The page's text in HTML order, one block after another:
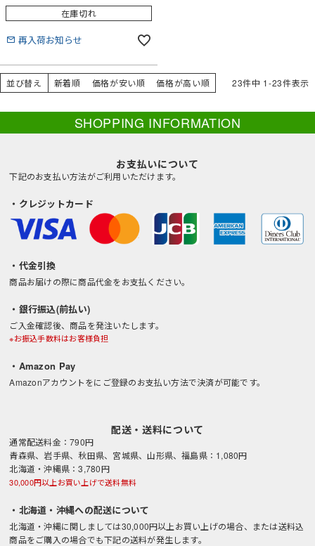
在庫切れ
再入荷お知らせ
並び替え 新着順 価格が安い順 価格が高い順 23件中 1-23件表示
SHOPPING INFORMATION
お支払いについて
下記のお支払い方法がご利用いただけます。
・クレジットカード
・代金引換
商品お届けの際に商品代金をお支払ください。
・銀行振込(前払い)
ご入金確認後、商品を発注いたします。
※お振込手数料はお客様負担
・Amazon Pay
Amazonアカウントをにご登録のお支払い方法で決済が可能です。
配送・送料について
通常配送料金：790円
青森県、岩手県、秋田県、宮城県、山形県、福島県：1,080円
北海道・沖縄県：3,780円
30,000円以上お買い上げで送料無料
・北海道・沖縄への配送について
北海道・沖縄に関しましては30,000円以上お買い上げの場合、または送料込
商品をご購入の場合でも下記の送料が発生します。